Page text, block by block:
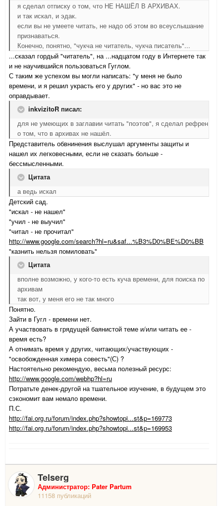
я сделал отписку о том, что НЕ НАШЁЛ В АРХИВАХ.
и так искал, и эдак.
если вы не умеете читать, не надо об этом во всеуслышание
признаваться.
Конечно, понятно, "чукча не читатель, чукча писатель"...
...сказал гордый "читатель", на ...надцатом году в Интернете так
и не научившийся пользоваться Гуглом.
С таким же успехом вы могли написать: "у меня не было
времени, и я решил украсть его у других" - но вас это не
оправдывает.
inkvizitoR писал:
для не умеющих в заглавии читать "поэтов", я сделал рефрен
о том, что в архивах не нашёл.
Представитель обвнинения выслушал аргументы защиты и
нашел их легковесными, если не сказать больше -
бессмысленными.
Цитата
а ведь искал
Детский сад.
"искал - не нашел"
"учил - не выучил"
"читал - не прочитал"
http://www.google.com/search?hl=ru&saf...%B3%D0%BE%D0%BB
"казнить нельзя помиловать"
Цитата
вполне возможно, у кого-то есть куча времени, для поиска по
архивам
так вот, у меня его не так много
Понятно.
Зайти в Гугл - времени нет.
А участвовать в грядущей баянистой теме и/или читать ее -
время есть?
А отнимать время у других, читающих/участвующих -
"освобожденная химера совесть"(С) ?
Настоятельно рекомендую, весьма полезный ресурс:
http://www.google.com/webhp?hl=ru
Потратьте денек-другой на тшательное изучение, в будущем это
сэкономит вам немало времени.
П.С.
http://fai.org.ru/forum/index.php?showtopi...st&p=169773
http://fai.org.ru/forum/index.php?showtopi...st&p=169953
Telserg
Администратор: Pater Partum
11158 публикаций